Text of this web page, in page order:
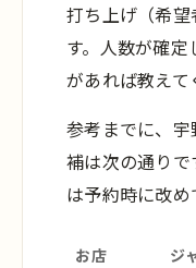
打ち上げ（希
す。人数が確
があれば教えて
参考までに、
補は次の通り
は予約時に改め
お店
ジ